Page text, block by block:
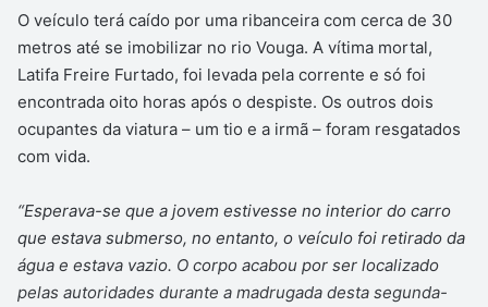
O veículo terá caído por uma ribanceira com cerca de 30
metros até se imobilizar no rio Vouga. A vítima mortal,
Latifa Freire Furtado, foi levada pela corrente e só foi
encontrada oito horas após o despiste. Os outros dois
ocupantes da viatura – um tio e a irmã – foram resgatados
com vida.
“Esperava-se que a jovem estivesse no interior do carro
que estava submerso, no entanto, o veículo foi retirado da
água e estava vazio. O corpo acabou por ser localizado
pelas autoridades durante a madrugada desta segunda-